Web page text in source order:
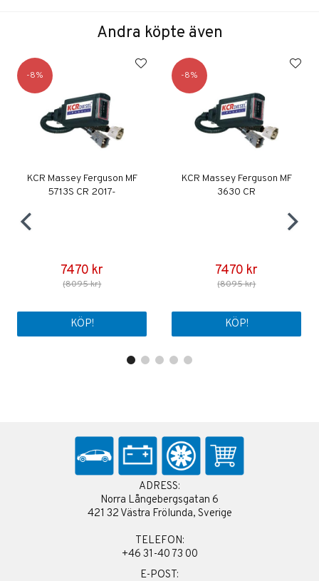
Andra köpte även
8
KCR Massey Ferguson MF
5713S CR 2017-
7470 kr
(8095 kr)
KÖP!
8
KCR Massey Ferguson MF
3630 CR
7470 kr
(8095 kr)
KÖP!
ADRESS:
Norra Långebergsgatan 6
421 32 Västra Frölunda, Sverige
TELEFON:
+46 31-40 73 00
E-POST: